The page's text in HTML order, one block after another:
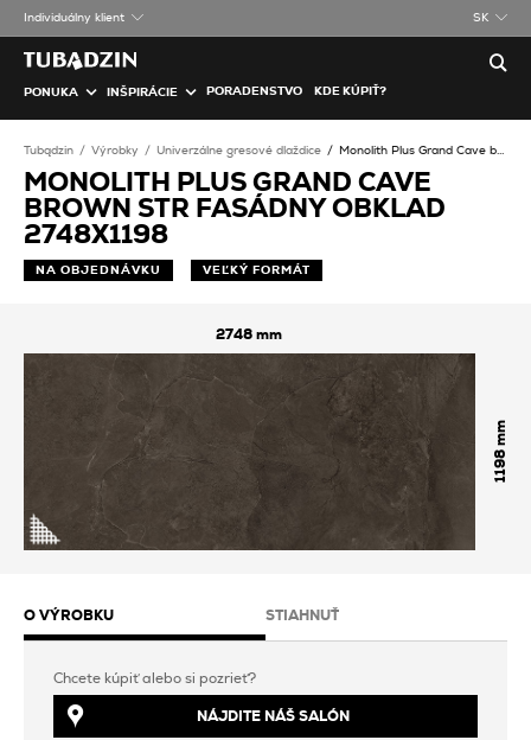
Individuálny klient SK
PONUKA INŠPIRÁCIE PORADENSTVO KDE KÚPIŤ?
Tubądzin Výrobky Univerzálne gresové dlaždice Monolith Plus Grand Cave brown STR Fasádny obklad
MONOLITH PLUS GRAND CAVE
BROWN STR FASÁDNY OBKLAD
2748X1198
NA OBJEDNÁVKU VEĽKÝ FORMÁT
2748
1198
O VÝROBKU STIAHNUŤ
Chcete kúpiť alebo si pozrieť?
NÁJDITE NÁŠ SALÓN